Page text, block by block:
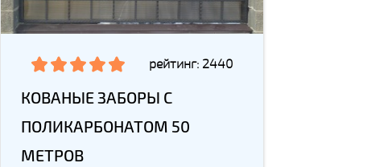
рейтинг: 2440
КОВАНЫЕ ЗАБОРЫ С
ПОЛИКАРБОНАТОМ 50
МЕТРОВ